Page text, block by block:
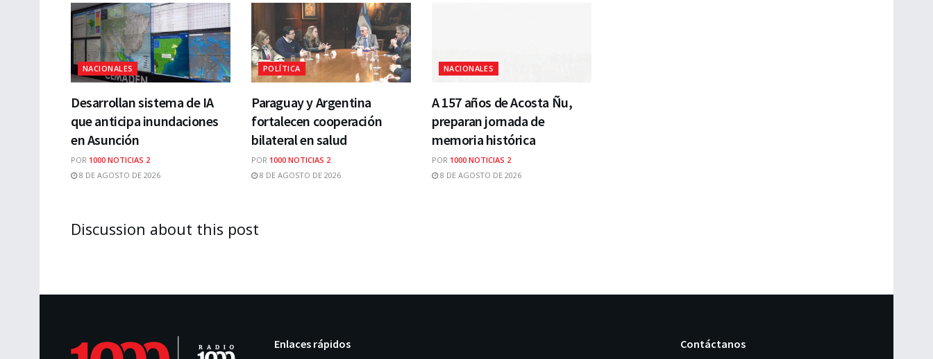
NACIONALES
Desarrollan sistema de IA
que anticipa inundaciones
en Asunción
POR 1000 NOTICIAS 2
8 DE AGOSTO DE 2026
POLÍTICA
Paraguay y Argentina
fortalecen cooperación
bilateral en salud
POR 1000 NOTICIAS 2
8 DE AGOSTO DE 2026
NACIONALES
A 157 años de Acosta Ñu,
preparan jornada de
memoria histórica
POR 1000 NOTICIAS 2
8 DE AGOSTO DE 2026
Discussion about this post
Enlaces rápidos Contáctanos